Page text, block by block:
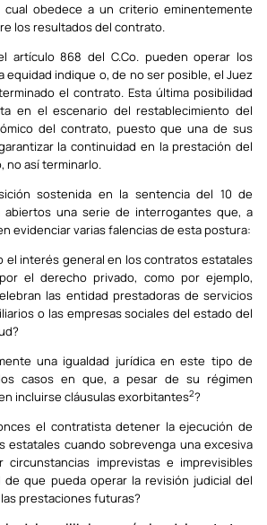
obedece a un criterio eminentemente
los resultados del contrato.
artículo 868 del C.Co. pueden operar los
equidad indique o, de no ser posible, el Juez
el contrato. Esta última posibilidad
en el escenario del restablecimiento del
del contrato, puesto que una de sus
la continuidad en la prestación del
no así terminarlo.
sostenida en la sentencia del 10 de
abiertos una serie de interrogantes que, a
evidenciar varias falencias de esta postura:
el interés general en los contratos estatales
el derecho privado, como por ejemplo,
las entidad prestadoras de servicios
o las empresas sociales del estado del
una igualdad jurídica en este tipo de
casos en que, a pesar de su régimen
incluirse cláusulas exorbitantes2?
el contratista detener la ejecución de
estatales cuando sobrevenga una excesiva
circunstancias imprevistas e imprevisibles
de que pueda operar la revisión judicial del
prestaciones futuras?